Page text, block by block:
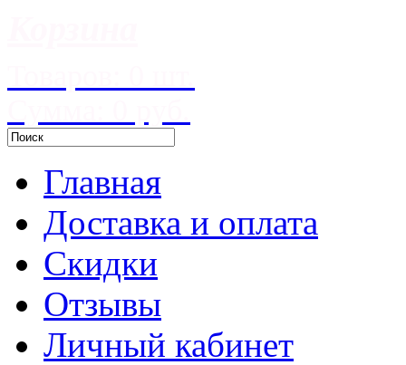
Главная
Доставка и оплата
Скидки
Отзывы
Личный кабинет